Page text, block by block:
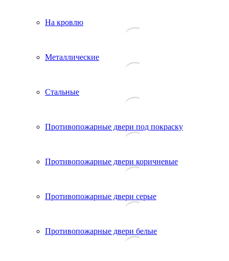
На кровлю
Металлические
Стальные
Противопожарные двери под покраску
Противопожарные двери коричневые
Противопожарные двери серые
Противопожарные двери белые